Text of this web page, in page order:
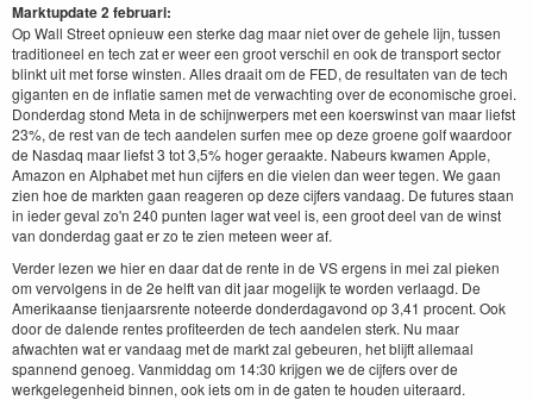
Marktupdate 2 februari:
Op Wall Street opnieuw een sterke dag maar niet over de gehele lijn, tussen
traditioneel en tech zat er weer een groot verschil en ook de transport sector
blinkt uit met forse winsten. Alles draait om de FED, de resultaten van de tech
giganten en de inflatie samen met de verwachting over de economische groei.
Donderdag stond Meta in de schijnwerpers met een koerswinst van maar liefst
23%, de rest van de tech aandelen surfen mee op deze groene golf waardoor
de Nasdaq maar liefst 3 tot 3,5% hoger geraakte. Nabeurs kwamen Apple,
Amazon en Alphabet met hun cijfers en die vielen dan weer tegen. We gaan
zien hoe de markten gaan reageren op deze cijfers vandaag. De futures staan
in ieder geval zo'n 240 punten lager wat veel is, een groot deel van de winst
van donderdag gaat er zo te zien meteen weer af.
Verder lezen we hier en daar dat de rente in de VS ergens in mei zal pieken
om vervolgens in de 2e helft van dit jaar mogelijk te worden verlaagd. De
Amerikaanse tienjaarsrente noteerde donderdagavond op 3,41 procent. Ook
door de dalende rentes profiteerden de tech aandelen sterk. Nu maar
afwachten wat er vandaag met de markt zal gebeuren, het blijft allemaal
spannend genoeg. Vanmiddag om 14:30 krijgen we de cijfers over de
werkgelegenheid binnen, ook iets om in de gaten te houden uiteraard.